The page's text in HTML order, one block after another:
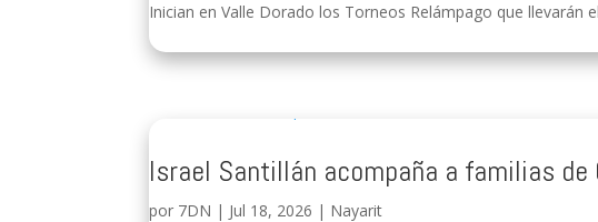
Inician en Valle Dorado los Torneos Relámpago que llevarán
Israel Santillán acompaña a familias
por 7DN | Jul 18, 2026 | Nayarit